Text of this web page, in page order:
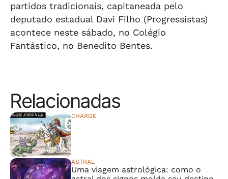
partidos tradicionais, capitaneada pelo
deputado estadual Davi Filho (Progressistas)
acontece neste sábado, no Colégio
Fantástico, no Benedito Bentes.
Relacionadas
CHARGE
ASTRAL
Uma viagem astrológica: como o